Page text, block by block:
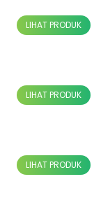
LIHAT PRODUK
LIHAT PRODUK
LIHAT PRODUK